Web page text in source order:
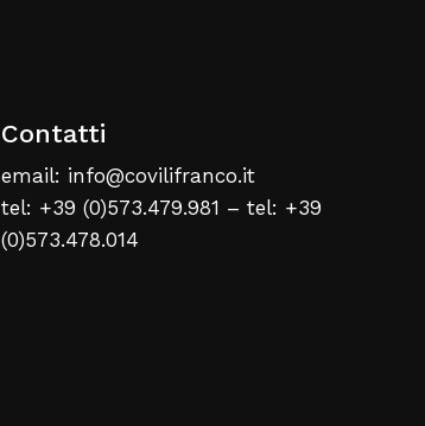
Contatti
email: info@covilifranco.it
tel: +39 (0)573.479.981 – tel: +39
(0)573.478.014